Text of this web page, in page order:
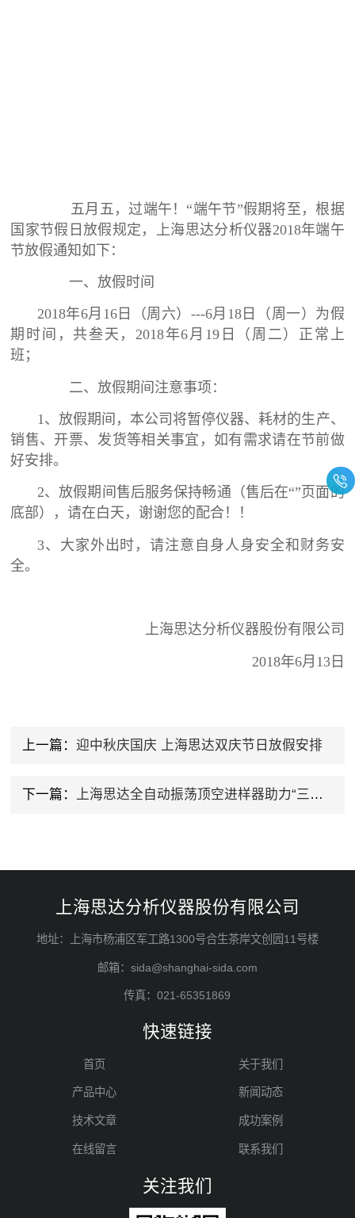
五月五，过端午！“端午节”假期将至，根据
国家节假日放假规定，上海思达分析仪器2018年端午
节放假通知如下：
一、放假时间
2018年6月16日（周六）---6月18日（周一）为假
期时间，共叁天，2018年6月19日（周二）正常上
班；
二、放假期间注意事项：
1、放假期间，本公司将暂停仪器、耗材的生产、
销售、开票、发货等相关事宜，如有需求请在节前做
好安排。
2、放假期间售后服务保持畅通（售后在“”页面的
底部），请在白天，谢谢您的配合！！
3、大家外出时，请注意自身人身安全和财务安
全。
上海思达分析仪器股份有限公司
2018年6月13日
上一篇： 迎中秋庆国庆 上海思达双庆节日放假安排
下一篇： 上海思达全自动振荡顶空进样器助力“三省一市”城镇供水水质监测
上海思达分析仪器股份有限公司
地址：上海市杨浦区军工路1300号合生茶岸文创园11号楼
邮箱：sida@shanghai-sida.com
传真：021-65351869
快速链接
首页 关于我们
产品中心 新闻动态
技术文章 成功案例
在线留言 联系我们
关注我们